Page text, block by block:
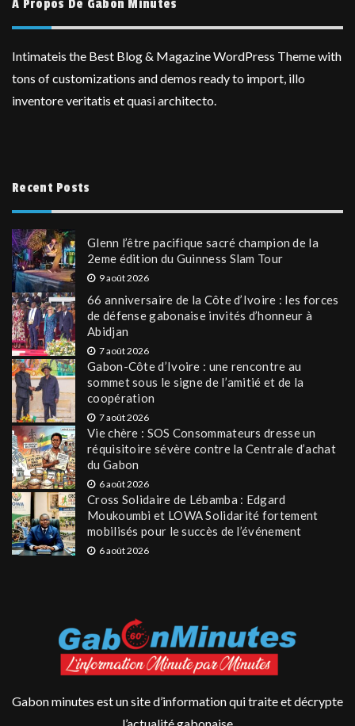
A Propos De Gabon Minutes
Intimateis the Best Blog & Magazine WordPress Theme with
tons of customizations and demos ready to import, illo
inventore veritatis et quasi architecto.
Recent Posts
Glenn l’être pacifique sacré champion de la
2eme édition du Guinness Slam Tour
9 août 2026
66 anniversaire de la Côte d’Ivoire : les forces
de défense gabonaise invités d’honneur à
Abidjan
7 août 2026
Gabon-Côte d’Ivoire : une rencontre au
sommet sous le signe de l’amitié et de la
coopération
7 août 2026
Vie chère : SOS Consommateurs dresse un
réquisitoire sévère contre la Centrale d’achat
du Gabon
6 août 2026
Cross Solidaire de Lébamba : Edgard
Moukoumbi et LOWA Solidarité fortement
mobilisés pour le succès de l’événement
6 août 2026
Gabon minutes est un site d’information qui traite et décrypte